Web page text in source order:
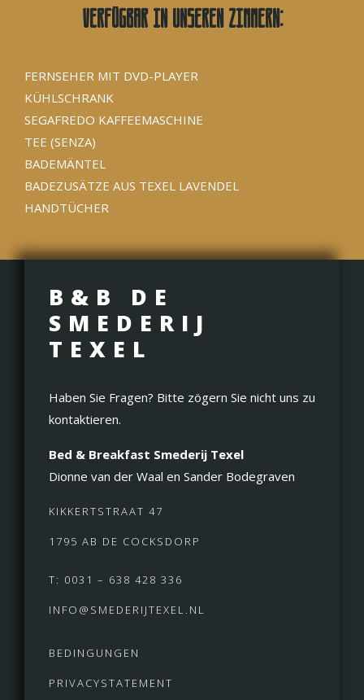
Verfügbar in unseren Zimmern:
FERNSEHER MIT DVD-PLAYER
KÜHLSCHRANK
SEGAFREDO KAFFEEMASCHINE
TEE (SENZA)
BADEMÄNTEL
BADEZUSÄTZE AUS TEXEL LAVENDEL
HANDTÜCHER
B&B DE
SMEDERIJ
TEXEL
Haben Sie Fragen? Bitte zögern Sie nicht uns zu
kontaktieren.
Bed & Breakfast Smederij Texel
Dionne van der Waal en Sander Bodegraven
KIKKERTSTRAAT 47
1795 AB DE COCKSDORP
T: 0031 – 638 428 336
INFO@SMEDERIJTEXEL.NL
BEDINGUNGEN
PRIVACYSTATEMENT